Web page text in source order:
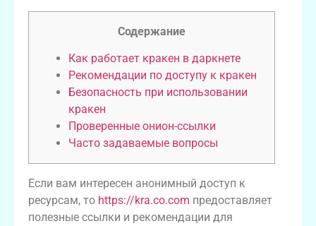
Содержание
Как работает кракен в даркнете
Рекомендации по доступу к кракен
Безопасность при использовании
кракен
Проверенные онион-ссылки
Часто задаваемые вопросы
Если вам интересен анонимный доступ к
ресурсам, то https://kra.co.com предоставляет
полезные ссылки и рекомендации для